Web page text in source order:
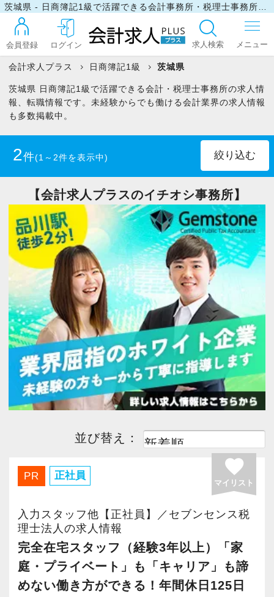
会員登録 ログイン 求人検索
ログイン
マイリスト
お問い合わせ
今すぐ会員登録
PC版サイトを見る
採用ご担当者様
会計求人プラス 日商簿記1級 茨城県
茨城県 日商簿記1級で活躍できる会計・税理士事務所の求人情
報、転職情報です。未経験からでも働ける会計業界の求人情報
も多数掲載中。
2件(1～2件を表示中)
正社員(1) パート・アルバイト(1)
【会計求人プラスのイチオシ事務所】
並び替え：
PR 正社員 favorite
マイリスト
入力スタッフ他【正社員】／セブンセンス税
理士法人の求人情報
完全在宅スタッフ（経験3年以上）「家
庭・プライベート」も「キャリア」も諦
めない働き方ができる！年間休日125日